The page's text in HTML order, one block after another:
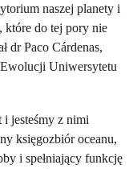
naszej planety i
które do tej pory nie
dr Paco Cárdenas,
Uniwersytetu
i jesteśmy z nimi
księgozbiór oceanu,
i spełniający funkcję